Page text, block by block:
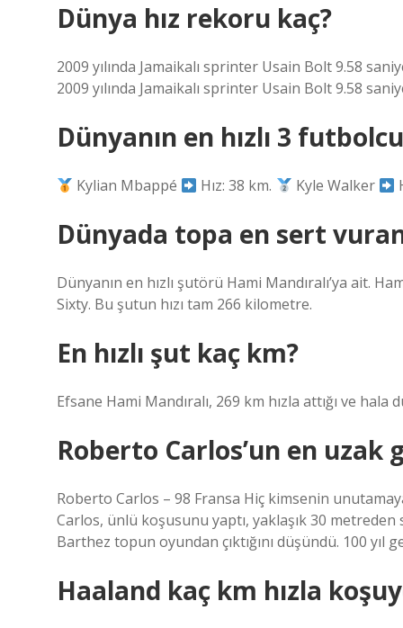
Dünya hız rekoru kaç?
2009 yılında Jamaikalı sprinter Usain Bolt 9.58
2009 yılında Jamaikalı sprinter Usain Bolt 9.58
Dünyanın en hızlı 3
Kylian Mbappé Hız: 38 km. Kyle Walker
Dünyada topa en sert
Dünyanın en hızlı şutörü Hami Mandıralı’ya ait.
Sixty. Bu şutun hızı tam 266 kilometre.
En hızlı şut kaç km?
Efsane Hami Mandıralı, 269 km hızla attığı ve
Roberto Carlos’un en uzak
Roberto Carlos – 98 Fransa Hiç kimsenin
Carlos, ünlü koşusunu yaptı, yaklaşık 30 metreden
Barthez topun oyundan çıktığını düşündü. 100 yıl
Haaland kaç km hızla